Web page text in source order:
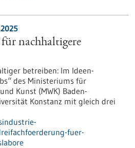
nachhaltigere
betreiben: Im Ideen-
des Ministeriums für
Kunst (MWK) Baden-
Konstanz mit gleich drei
fuer-